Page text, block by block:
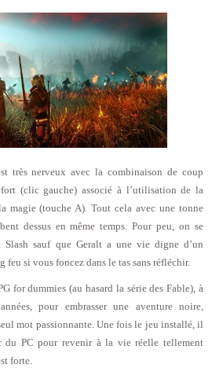
très nerveux avec la combinaison de coup
(clic gauche) associé à l’utilisation de la
magie (touche A). Tout cela avec une tonne
dessus en même temps. Pour peu, on se
sauf que Geralt a une vie digne d’un
feu si vous foncez dans le tas sans réfléchir.
for dummies (au hasard la série des Fable), à
pour embrasser une aventure noire,
mot passionnante. Une fois le jeu installé, il
du PC pour revenir à la vie réelle tellement
forte.